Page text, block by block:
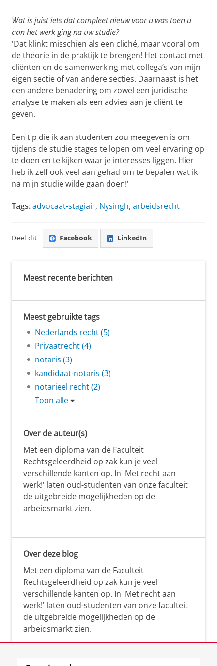
Wat is juist iets dat compleet nieuw voor u was toen u
aan het werk ging na uw studie?
'Dat klinkt misschien als een cliché, maar vooral om
de theorie in de praktijk te brengen! Het contact met
cliënten en de samenwerking met collega’s van mijn
eigen sectie of van andere secties. Daarnaast is het
een andere benadering om zowel een juridische
analyse te maken als een advies aan je cliënt te
geven.
Een tip die ik aan studenten zou meegeven is om
tijdens de studie stages te lopen om veel ervaring op
te doen en te kijken waar je interesses liggen. Hier
heb ik zelf ook veel aan gehad om te bepalen wat ik
na mijn studie wilde gaan doen!'
Tags:advocaat-stagiair, Nysingh, arbeidsrecht
Deel dit Facebook LinkedIn
Meest recente berichten
Meest gebruikte tags
Nederlands recht (5)
Privaatrecht (4)
notaris (3)
kandidaat-notaris (3)
notarieel recht (2)
Toon alle
Over de auteur(s)
Met een diploma van de Faculteit
Rechtsgeleerdheid op zak kun je veel
verschillende kanten op. In 'Met recht aan
werk!' laten oud-studenten van onze faculteit
de uitgebreide mogelijkheden op de
arbeidsmarkt zien.
Over deze blog
Met een diploma van de Faculteit
Rechtsgeleerdheid op zak kun je veel
verschillende kanten op. In 'Met recht aan
werk!' laten oud-studenten van onze faculteit
de uitgebreide mogelijkheden op de
arbeidsmarkt zien.